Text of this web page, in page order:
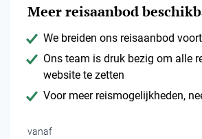
Meer reisaanbod
We breiden ons reisaanbod
Ons team is druk bezig om alle
website te zetten
Voor meer reismogelijkheden,
vanaf